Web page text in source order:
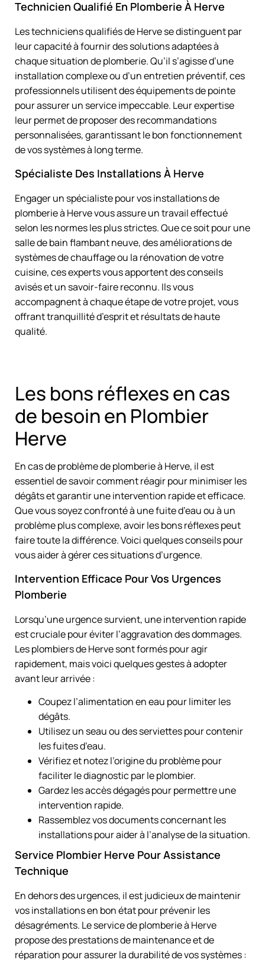
Technicien Qualifié En Plomberie À Herve
Les techniciens qualifiés de Herve se distinguent par
leur capacité à fournir des solutions adaptées à
chaque situation de plomberie. Qu’il s’agisse d’une
installation complexe ou d’un entretien préventif, ces
professionnels utilisent des équipements de pointe
pour assurer un service impeccable. Leur expertise
leur permet de proposer des recommandations
personnalisées, garantissant le bon fonctionnement
de vos systèmes à long terme.
Spécialiste Des Installations À Herve
Engager un spécialiste pour vos installations de
plomberie à Herve vous assure un travail effectué
selon les normes les plus strictes. Que ce soit pour une
salle de bain flambant neuve, des améliorations de
systèmes de chauffage ou la rénovation de votre
cuisine, ces experts vous apportent des conseils
avisés et un savoir-faire reconnu. Ils vous
accompagnent à chaque étape de votre projet, vous
offrant tranquillité d’esprit et résultats de haute
qualité.
Les bons réflexes en cas
de besoin en Plombier
Herve
En cas de problème de plomberie à Herve, il est
essentiel de savoir comment réagir pour minimiser les
dégâts et garantir une intervention rapide et efficace.
Que vous soyez confronté à une fuite d’eau ou à un
problème plus complexe, avoir les bons réflexes peut
faire toute la différence. Voici quelques conseils pour
vous aider à gérer ces situations d’urgence.
Intervention Efficace Pour Vos Urgences
Plomberie
Lorsqu’une urgence survient, une intervention rapide
est cruciale pour éviter l’aggravation des dommages.
Les plombiers de Herve sont formés pour agir
rapidement, mais voici quelques gestes à adopter
avant leur arrivée :
Coupez l’alimentation en eau pour limiter les
dégâts.
Utilisez un seau ou des serviettes pour contenir
les fuites d’eau.
Vérifiez et notez l’origine du problème pour
faciliter le diagnostic par le plombier.
Gardez les accès dégagés pour permettre une
intervention rapide.
Rassemblez vos documents concernant les
installations pour aider à l’analyse de la situation.
Service Plombier Herve Pour Assistance
Technique
En dehors des urgences, il est judicieux de maintenir
vos installations en bon état pour prévenir les
désagréments. Le service de plomberie à Herve
propose des prestations de maintenance et de
réparation pour assurer la durabilité de vos systèmes :